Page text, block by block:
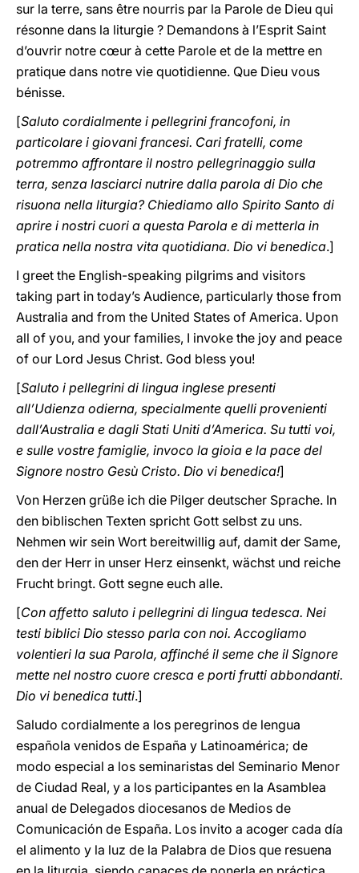
sur la terre, sans être nourris par la Parole de Dieu qui
résonne dans la liturgie ? Demandons à l’Esprit Saint
d’ouvrir notre cœur à cette Parole et de la mettre en
pratique dans notre vie quotidienne. Que Dieu vous
bénisse.
[Saluto cordialmente i pellegrini francofoni, in
particolare i giovani francesi. Cari fratelli, come
potremmo affrontare il nostro pellegrinaggio sulla
terra, senza lasciarci nutrire dalla parola di Dio che
risuona nella liturgia? Chiediamo allo Spirito Santo di
aprire i nostri cuori a questa Parola e di metterla in
pratica nella nostra vita quotidiana. Dio vi benedica.]
I greet the English-speaking pilgrims and visitors
taking part in today’s Audience, particularly those from
Australia and from the United States of America. Upon
all of you, and your families, I invoke the joy and peace
of our Lord Jesus Christ. God bless you!
[Saluto i pellegrini di lingua inglese presenti
all’Udienza odierna, specialmente quelli provenienti
dall’Australia e dagli Stati Uniti d’America. Su tutti voi,
e sulle vostre famiglie, invoco la gioia e la pace del
Signore nostro Gesù Cristo. Dio vi benedica!]
Von Herzen grüße ich die Pilger deutscher Sprache. In
den biblischen Texten spricht Gott selbst zu uns.
Nehmen wir sein Wort bereitwillig auf, damit der Same,
den der Herr in unser Herz einsenkt, wächst und reiche
Frucht bringt. Gott segne euch alle.
[Con affetto saluto i pellegrini di lingua tedesca. Nei
testi biblici Dio stesso parla con noi. Accogliamo
volentieri la sua Parola, affinché il seme che il Signore
mette nel nostro cuore cresca e porti frutti abbondanti.
Dio vi benedica tutti.]
Saludo cordialmente a los peregrinos de lengua
española venidos de España y Latinoamérica; de
modo especial a los seminaristas del Seminario Menor
de Ciudad Real, y a los participantes en la Asamblea
anual de Delegados diocesanos de Medios de
Comunicación de España. Los invito a acoger cada día
el alimento y la luz de la Palabra de Dios que resuena